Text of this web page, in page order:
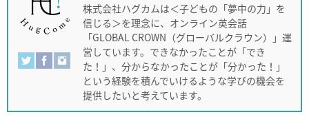
株式会社ハグカムは＜子どもの「夢中の力」を
信じる＞を理念に、オンライン英会話
「GLOBAL CROWN（グローバルクラウン）」運
営しています。できなかったことが「でき
た！」、分からなかったことが「分かった！」
という経験を積んでいけるような学びの機会を
提供したいと考えています。